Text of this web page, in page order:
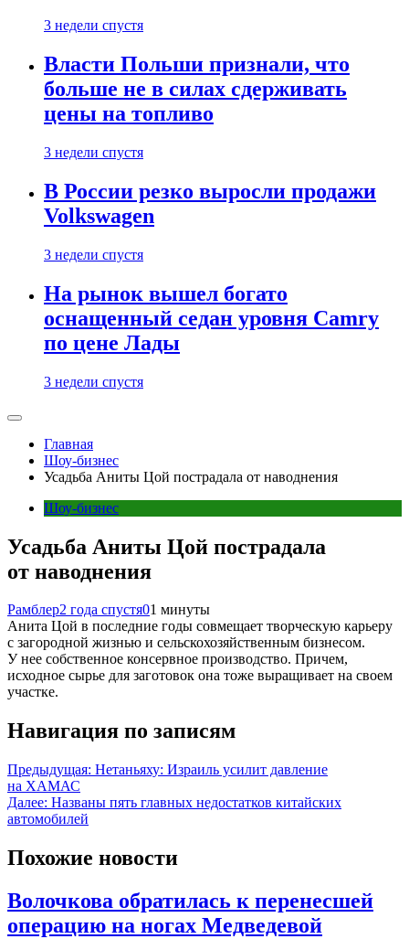
3 недели спустя
Власти Польши признали, что
больше не в силах сдерживать
цены на топливо
3 недели спустя
В России резко выросли продажи
Volkswagen
3 недели спустя
На рынок вышел богато
оснащенный седан уровня Camry
по цене Лады
3 недели спустя
Главная
Шоу-бизнес
Усадьба Аниты Цой пострадала от наводнения
Шоу-бизнес
Усадьба Аниты Цой пострадала
от наводнения
Рамблер2 года спустя01 минуты
Анита Цой в последние годы совмещает творческую карьеру
с загородной жизнью и сельскохозяйственным бизнесом.
У нее собственное консервное производство. Причем,
исходное сырье для заготовок она тоже выращивает на своем
участке.
Навигация по записям
Предыдущая: Нетаньяху: Израиль усилит давление
на ХАМАС
Далее: Названы пять главных недостатков китайских
автомобилей
Похожие новости
Волочкова обратилась к перенесшей
операцию на ногах Медведевой